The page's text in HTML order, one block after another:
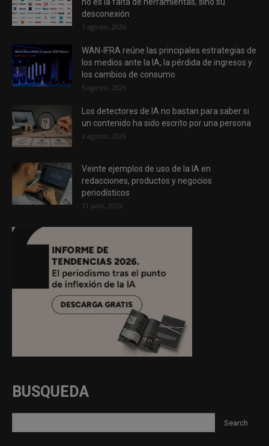
desconexión
7 agosto, 2026
WAN-IFRA reúne las principales estrategias de
los medios ante la IA, la pérdida de ingresos y
los cambios de consumo
5 agosto, 2026
Los detectores de IA no bastan para saber si
un contenido ha sido escrito por una persona
3 agosto, 2026
Veinte ejemplos de uso de la IA en
redacciones, productos y negocios
periodísticos
31 julio, 2026
BUSQUEDA